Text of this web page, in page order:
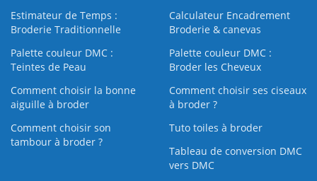
Estimateur de Temps :
Broderie Traditionnelle
Calculateur Encadrement
Broderie & canevas
Palette couleur DMC :
Teintes de Peau
Palette couleur DMC :
Broder les Cheveux
Comment choisir la bonne
aiguille à broder
Comment choisir ses ciseaux
à broder ?
Comment choisir son
tambour à broder ?
Tuto toiles à broder
Tableau de conversion DMC
vers DMC